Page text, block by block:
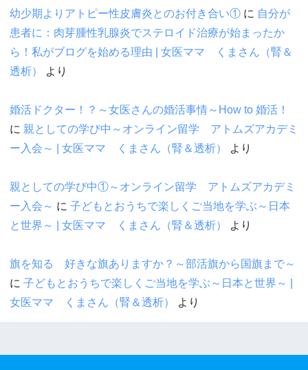
幼少期よりアトピー性皮膚炎とのお付き合い① に 自分が
患者に：肉芽腫性乳腺炎でステロイド治療が始まったか
ら！私がブログを始める理由 | 女医ママ くまさん（腎＆
透析）
より
婚活ドクター！？～女医さんの婚活事情～How to 婚活！
に 親としての学び中～オンライン留学 アトムズアカデミ
ー入会～ | 女医ママ くまさん（腎＆透析）
より
親としての学び中①～オンライン留学 アトムズアカデミ
ー入会～ に 子どもとおうちで楽しくご当地を学ぶ～日本
と世界～ | 女医ママ くまさん（腎＆透析）
より
旗を知る 好きな旗ありますか？～部活旗から国旗まで～
に 子どもとおうちで楽しくご当地を学ぶ～日本と世界～ |
女医ママ くまさん（腎＆透析）
より